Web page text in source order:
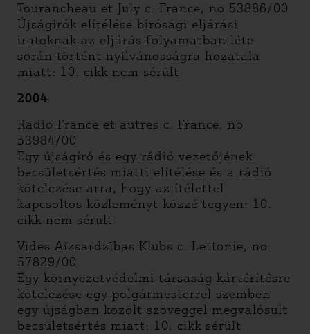
Tourancheau et July c. France, no 53886/00
Újságírók elítélése bírósági eljárási
iratoknak az eljárás folyamatban léte
során történt nyilvánosságra hozatala
miatt: 10. cikk nem sérült
2004
Radio France et autres c. France, no
53984/00
Egy újságíró és egy rádió vezetőjének
becsületsértés miatti elítélése és a rádió
kötelezése arra, hogy az ítélettel
kapcsoltos közleményt közzé tegyen: 10.
cikk nem sérült
Vides Aizsardzības Klubs c. Lettonie, no
57829/00
Egy környezetvédelmi társaság kártérítésre
kötelezése egy polgármesterrel szemben
egy újságban közölt szöveggel megvalósult
becsületsértés miatt: 10. cikk sérült